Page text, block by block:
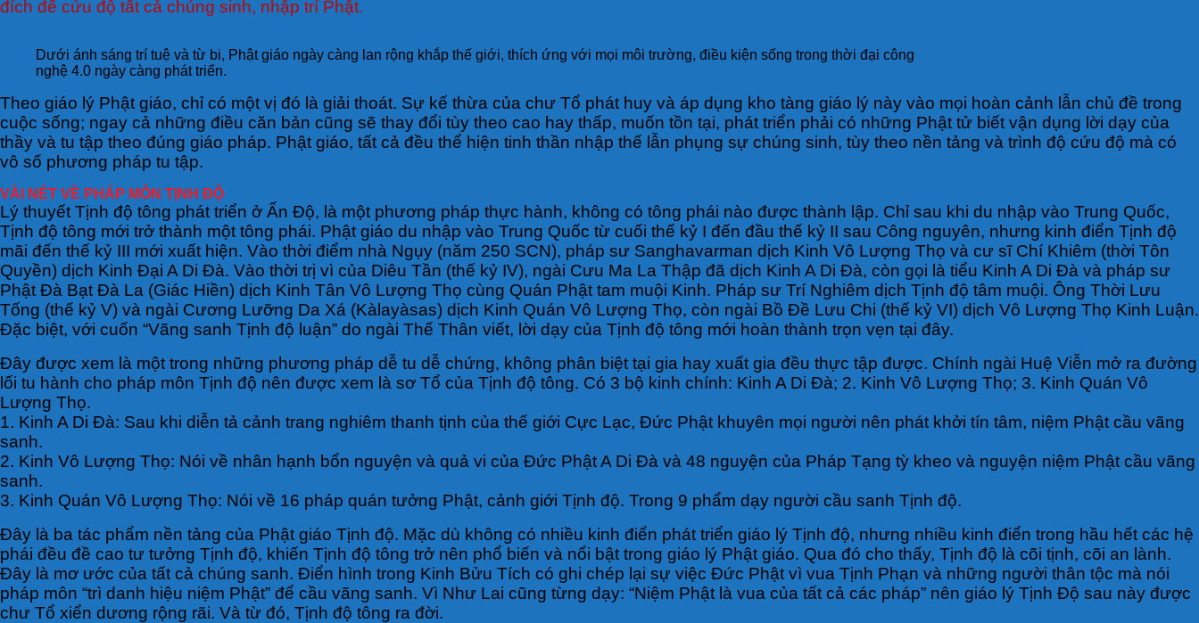
đích để cứu độ tất cả chúng sinh, nhập trí Phật.
Dưới ánh sáng trí tuệ và từ bi, Phật giáo ngày càng lan rộng khắp thế giới, thích ứng với mọi môi trường, điều kiện sống trong thời đại công
nghệ 4.0 ngày càng phát triển.
Theo giáo lý Phật giáo, chỉ có một vị đó là giải thoát. Sự kế thừa của chư Tổ phát huy và áp dụng kho tàng giáo lý này vào mọi hoàn cảnh lẫn chủ đề trong
cuộc sống; ngay cả những điều căn bản cũng sẽ thay đổi tùy theo cao hay thấp, muốn tồn tại, phát triển phải có những Phật tử biết vận dụng lời dạy của
thầy và tu tập theo đúng giáo pháp. Phật giáo, tất cả đều thể hiện tinh thần nhập thế lẫn phụng sự chúng sinh, tùy theo nền tảng và trình độ cứu độ mà có
vô số phương pháp tu tập.
VÀI NÉT VỀ PHÁP MÔN TỊNH ĐỘ
Lý thuyết Tịnh độ tông phát triển ở Ấn Độ, là một phương pháp thực hành, không có tông phái nào được thành lập. Chỉ sau khi du nhập vào Trung Quốc,
Tịnh độ tông mới trở thành một tông phái. Phật giáo du nhập vào Trung Quốc từ cuối thế kỷ I đến đầu thế kỷ II sau Công nguyên, nhưng kinh điển Tịnh độ
mãi đến thế kỷ III mới xuất hiện. Vào thời điểm nhà Ngụy (năm 250 SCN), pháp sư Sanghavarman dịch Kinh Vô Lượng Thọ và cư sĩ Chí Khiêm (thời Tôn
Quyền) dịch Kinh Đại A Di Đà. Vào thời trị vì của Diêu Tần (thế kỷ IV), ngài Cưu Ma La Thập đã dịch Kinh A Di Đà, còn gọi là tiểu Kinh A Di Đà và pháp sư
Phật Đà Bạt Đà La (Giác Hiền) dịch Kinh Tân Vô Lượng Thọ cùng Quán Phật tam muội Kinh. Pháp sư Trí Nghiêm dịch Tịnh độ tâm muội. Ông Thời Lưu
Tống (thế kỷ V) và ngài Cương Lưỡng Da Xá (Kàlayàsas) dịch Kinh Quán Vô Lượng Thọ, còn ngài Bồ Đề Lưu Chi (thế kỷ VI) dịch Vô Lượng Thọ Kinh Luận.
Đặc biệt, với cuốn “Vãng sanh Tịnh độ luận” do ngài Thế Thân viết, lời dạy của Tịnh độ tông mới hoàn thành trọn vẹn tại đây.
Đây được xem là một trong những phương pháp dễ tu dễ chứng, không phân biệt tại gia hay xuất gia đều thực tập được. Chính ngài Huệ Viễn mở ra đường
lối tu hành cho pháp môn Tịnh độ nên được xem là sơ Tổ của Tịnh độ tông. Có 3 bộ kinh chính: Kinh A Di Đà; 2. Kinh Vô Lượng Thọ; 3. Kinh Quán Vô
Lượng Thọ.
1. Kinh A Di Đà: Sau khi diễn tả cảnh trang nghiêm thanh tịnh của thế giới Cực Lạc, Đức Phật khuyên mọi người nên phát khởi tín tâm, niệm Phật cầu vãng
sanh.
2. Kinh Vô Lượng Thọ: Nói về nhân hạnh bổn nguyện và quả vi của Đức Phật A Di Đà và 48 nguyện của Pháp Tạng tỳ kheo và nguyện niệm Phật cầu vãng
sanh.
3. Kinh Quán Vô Lượng Thọ: Nói về 16 pháp quán tưởng Phật, cảnh giới Tịnh độ. Trong 9 phẩm dạy người cầu sanh Tịnh độ.
Đây là ba tác phẩm nền tảng của Phật giáo Tịnh độ. Mặc dù không có nhiều kinh điển phát triển giáo lý Tịnh độ, nhưng nhiều kinh điển trong hầu hết các hệ
phái đều đề cao tư tưởng Tịnh độ, khiến Tịnh độ tông trở nên phổ biến và nổi bật trong giáo lý Phật giáo. Qua đó cho thấy, Tịnh độ là cõi tịnh, cõi an lành.
Đây là mơ ước của tất cả chúng sanh. Điển hình trong Kinh Bửu Tích có ghi chép lại sự việc Đức Phật vì vua Tịnh Phạn và những người thân tộc mà nói
pháp môn “trì danh hiệu niệm Phật” để cầu vãng sanh. Vì Như Lai cũng từng dạy: “Niệm Phật là vua của tất cả các pháp” nên giáo lý Tịnh Độ sau này được
chư Tổ xiển dương rộng rãi. Và từ đó, Tịnh độ tông ra đời.